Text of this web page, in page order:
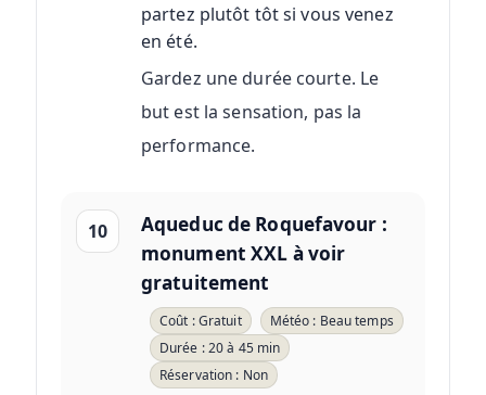
partez plutôt tôt si vous venez
en été.
Gardez une durée courte. Le
but est la sensation, pas la
performance.
10
Aqueduc de Roquefavour :
monument XXL à voir
gratuitement
Coût : Gratuit
Météo : Beau temps
Durée : 20 à 45 min
Réservation : Non